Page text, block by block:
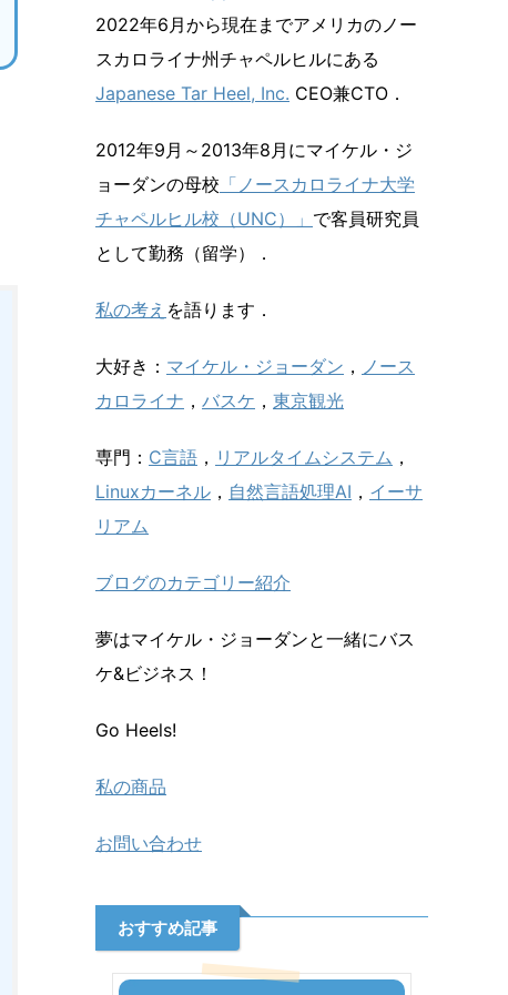
2022年6月から現在までアメリカのノー
スカロライナ州チャペルヒルにある
Japanese Tar Heel, Inc. CEO兼CTO．
2012年9月～2013年8月にマイケル・ジ
ョーダンの母校 「ノースカロライナ大学
チャペルヒル校（UNC）」 で客員研究員
として勤務（留学）．
私の考え を語ります．
大好き： マイケル・ジョーダン ， ノース
カロライナ ， バスケ ， 東京観光
専門： C言語 ， リアルタイムシステム ，
Linuxカーネル ， 自然言語処理AI ， イーサ
リアム
ブログのカテゴリー紹介
夢はマイケル・ジョーダンと一緒にバス
ケ&ビジネス！
Go Heels!
私の商品
お問い合わせ
おすすめ記事